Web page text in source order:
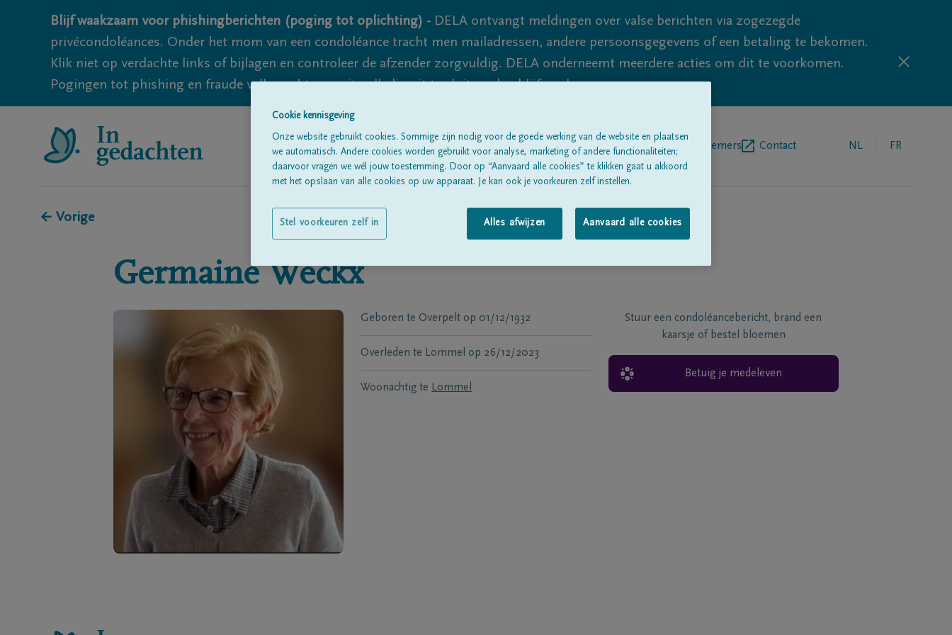
Blijf waakzaam voor phishingberichten (poging tot oplichting) - DELA ontvangt meldingen over valse berichten via zogezegde
privécondoléances. Onder het mom van een condoléance tracht men mailadressen, andere persoonsgegevens of een betaling te bekomen.
Klik niet op verdachte links of bijlagen en controleer de afzender zorgvuldig. DELA onderneemt meerdere acties om dit te voorkomen.
Pogingen tot phishing en fraude vallen echter nooit volledig uit te sluiten, dus blijf waakzaam.
Alle rouwberichten Over ons Begrafenisondernemers Contact NL FR
← Vorige
Germaine Weckx
Geboren te Overpelt op 01/12/1932
Overleden te Lommel op 26/12/2023
Woonachtig te Lommel
Stuur een condoléancebericht, brand een
kaarsje of bestel bloemen
Betuig je medeleven
Cookie kennisgeving
Onze website gebruikt cookies. Sommige zijn nodig voor de goede werking van de website en plaatsen
we automatisch. Andere cookies worden gebruikt voor analyse, marketing of andere functionaliteiten;
daarvoor vragen we wél jouw toestemming. Door op “Aanvaard alle cookies” te klikken gaat u akkoord
met het opslaan van alle cookies op uw apparaat. Je kan ook je voorkeuren zelf instellen.
Alles afwijzen Aanvaard alle cookies
Stel voorkeuren zelf in